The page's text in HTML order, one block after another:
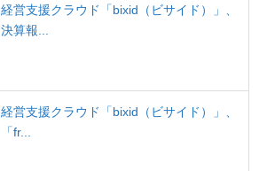
経営支援クラウド「bixid（ビサイド）」、
決算報...
経営支援クラウド「bixid（ビサイド）」、
「fr...